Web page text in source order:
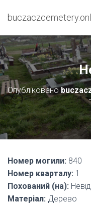
Опубліковано
Номер могили: 840
Номер кварталу: 1
Похований (на):
Матеріал: Дерево